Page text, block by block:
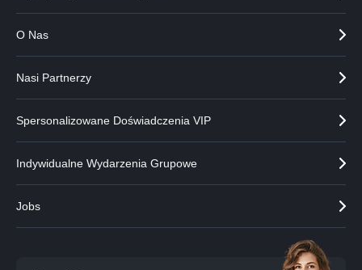
O Nas
Nasi Partnerzy
Spersonalizowane Doświadczenia VIP
Indywidualne Wydarzenia Grupowe
Jobs